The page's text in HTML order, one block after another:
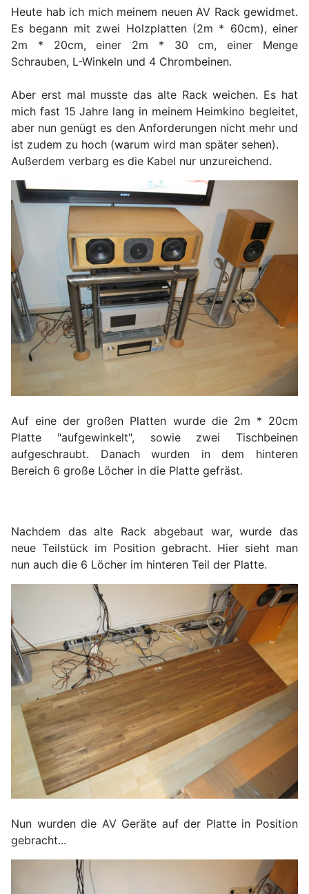
Heute hab ich mich meinem neuen AV Rack gewidmet.
Es begann mit zwei Holzplatten (2m * 60cm), einer
2m * 20cm, einer 2m * 30 cm, einer Menge
Schrauben, L-Winkeln und 4 Chrombeinen.
Aber erst mal musste das alte Rack weichen. Es hat
mich fast 15 Jahre lang in meinem Heimkino begleitet,
aber nun genügt es den Anforderungen nicht mehr und
ist zudem zu hoch (warum wird man später sehen).
Außerdem verbarg es die Kabel nur unzureichend.
Auf eine der großen Platten wurde die 2m * 20cm
Platte "aufgewinkelt", sowie zwei Tischbeinen
aufgeschraubt. Danach wurden in dem hinteren
Bereich 6 große Löcher in die Platte gefräst.
Nachdem das alte Rack abgebaut war, wurde das
neue Teilstück im Position gebracht. Hier sieht man
nun auch die 6 Löcher im hinteren Teil der Platte.
Nun wurden die AV Geräte auf der Platte in Position
gebracht...